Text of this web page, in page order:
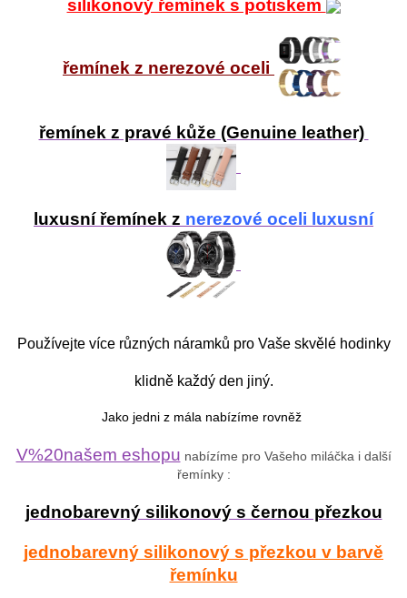
silikonový řemínek s potiskem
řemínek z nerezové oceli
řemínek z pravé kůže (Genuine leather)
luxusní řemínek z nerezové oceli luxusní
Používejte více různých náramků pro Vaše skvělé hodinky
klidně každý den jiný.
Jako jedni z mála nabízíme rovněž
V%20našem eshopu nabízíme pro Vašeho miláčka i další
řemínky :
jednobarevný silikonový s černou přezkou
jednobarevný silikonový s přezkou v barvě
řemínku